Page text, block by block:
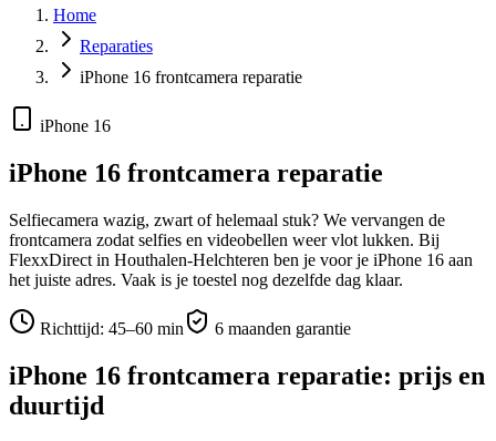
Home
Reparaties
iPhone 16 frontcamera reparatie
iPhone 16
iPhone 16 frontcamera reparatie
Selfiecamera wazig, zwart of helemaal stuk? We vervangen de
frontcamera zodat selfies en videobellen weer vlot lukken. Bij
FlexxDirect in Houthalen-Helchteren ben je voor je iPhone 16 aan
het juiste adres. Vaak is je toestel nog dezelfde dag klaar.
Richttijd: 45–60 min 6 maanden garantie
iPhone 16 frontcamera reparatie: prijs en
duurtijd